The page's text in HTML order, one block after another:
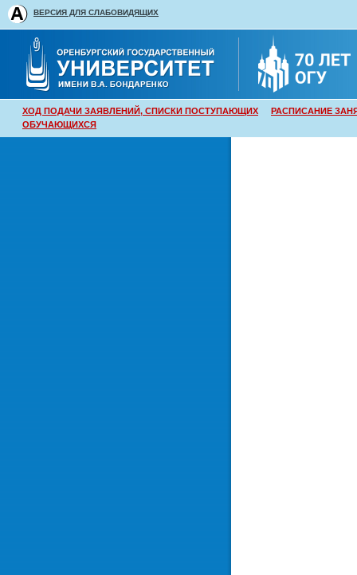
ВЕРСИЯ ДЛЯ СЛАБОВИДЯЩИХ
ХОД ПОДАЧИ ЗАЯВЛЕНИЙ, СПИСКИ ПОСТУПАЮЩИХ
РАСПИСАНИЕ
ОБУЧАЮЩИХСЯ